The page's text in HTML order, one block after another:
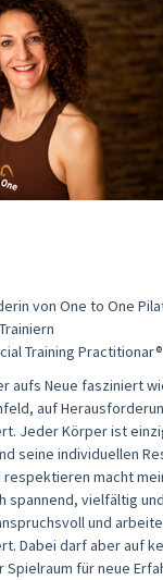
von One to One
Training Practitionar®
aufs Neue fasziniert
auf
Jeder Körper ist
seine individuellen
respektieren macht
spannend, vielfältig
und
Dabei darf aber auf
für neue